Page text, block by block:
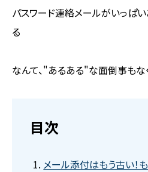
パスワード連絡メールがいっぱ
る
なんて、"あるある"な面倒事もな
目次
メール添付はもう古い！